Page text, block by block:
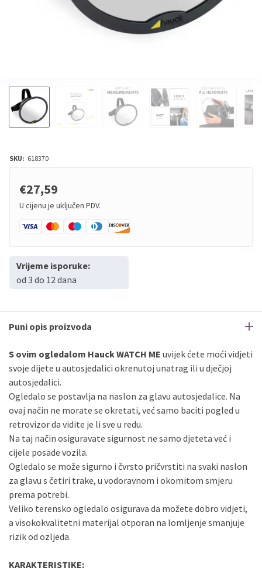
SKU: 618370
€27,59
U cijenu je uključen PDV.
Vrijeme isporuke:
od 3 do 12 dana
Puni opis proizvoda
S ovim ogledalom Hauck WATCH ME uvijek ćete moći vidjeti
svoje dijete u autosjedalici okrenutoj unatrag ili u dječjoj
autosjedalici.
Ogledalo se postavlja na naslon za glavu autosjedalice. Na
ovaj način ne morate se okretati, već samo baciti pogled u
retrovizor da vidite je li sve u redu.
Na taj način osiguravate sigurnost ne samo djeteta već i
cijele posade vozila.
Ogledalo se može sigurno i čvrsto pričvrstiti na svaki naslon
za glavu s četiri trake, u vodoravnom i okomitom smjeru
prema potrebi.
Veliko terensko ogledalo osigurava da možete dobro vidjeti,
a visokokvalitetni materijal otporan na lomljenje smanjuje
rizik od ozljeda.
KARAKTERISTIKE: